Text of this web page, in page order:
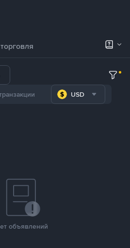
USD
объявлений